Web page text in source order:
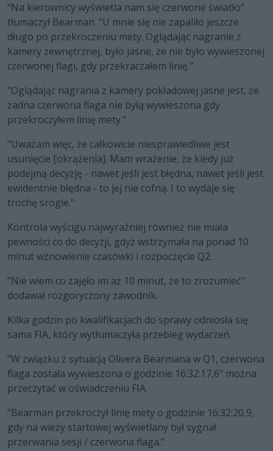
"Na kierownicy wyświetla nam się czerwone światło"
tłumaczył Bearman. "U mnie się nie zapaliło jeszcze
długo po przekroczeniu mety. Oglądając nagranie z
kamery zewnętrznej, było jasne, że nie było wywieszonej
czerwonej flagi, gdy przekraczałem linię."
"Oglądając nagrania z kamery pokładowej jasne jest, że
żadna czerwona flaga nie byłą wywieszona gdy
przekroczyłem linię mety."
"Uważam więc, że całkowicie niesprawiedliwe jest
usunięcie [okrążenia]. Mam wrażenie, że kiedy już
podejmą decyzję - nawet jeśli jest błędna, nawet jeśli jest
ewidentnie błędna - to jej nie cofną. I to wydaje się
trochę srogie."
Kontrola wyścigu najwyraźniej również nie miała
pewności co do decyzji, gdyż wstrzymała na ponad 10
minut wznowienie czasówki i rozpoczęcie Q2.
"Nie wiem co zajęło im aż 10 minut, że to zrozumieć"
dodawał rozgoryczony zawodnik.
Kilka godzin po kwalifikacjach do sprawy odniosła się
sama FIA, który wytłumaczyła przebieg wydarzeń.
"W związku z sytuacją Olivera Bearmana w Q1, czerwona
flaga została wywieszona o godzinie 16:32:17,6" można
przeczytać w oświadczeniu FIA.
"Bearman przekroczył linię mety o godzinie 16:32:20,9,
gdy na wieży startowej wyświetlany był sygnał
przerwania sesji / czerwona flaga."